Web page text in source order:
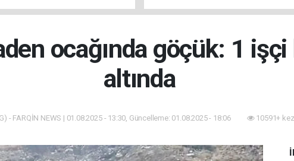
ocağında göçük: 1
altında
- FARQİN NEWS | 01.08.2025 - 13:30, Güncelleme: 01.08.2025 - 18:06 10591+